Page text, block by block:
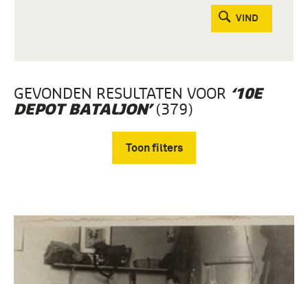
VIND
GEVONDEN RESULTATEN VOOR ‘10E
DEPOT BATALJON’(379)
Toon filters